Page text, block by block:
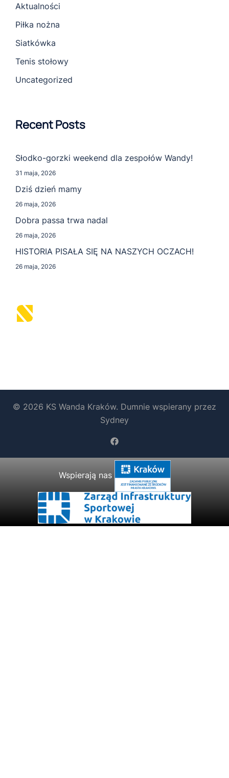
Aktualności
Piłka nożna
Siatkówka
Tenis stołowy
Uncategorized
Recent Posts
Słodko-gorzki weekend dla zespołów Wandy!
31 maja, 2026
Dziś dzień mamy
26 maja, 2026
Dobra passa trwa nadal
26 maja, 2026
HISTORIA PISAŁA SIĘ NA NASZYCH OCZACH!
26 maja, 2026
© 2026 KS Wanda Kraków. Dumnie wspierany przez
Sydney
https://www.facebook.com/
Wspierają nas